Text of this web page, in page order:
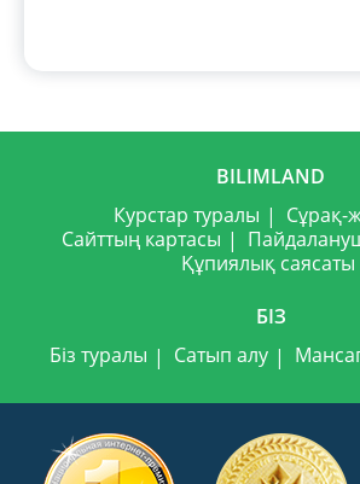
BILIMLAND
Курстар туралы
Сұрақ-
Сайттың картасы
Құпиялық саясаты
БІЗ
Біз туралы
Сатып алу